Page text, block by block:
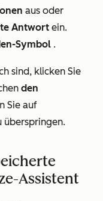
aus oder
Antwort ein.
Symbol .
sind, klicken Sie
den
Sie auf
überspringen.
Assistent